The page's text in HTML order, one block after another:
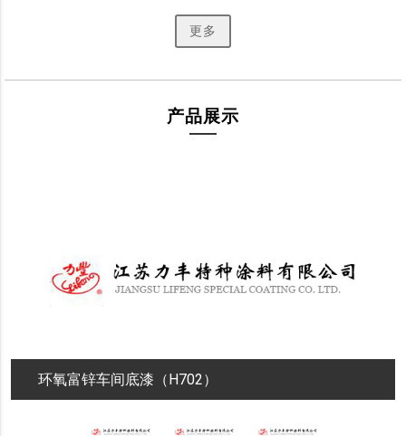
更多
产品展示
环氧富锌车间底漆（H702）